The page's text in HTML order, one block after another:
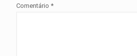
Comentário *